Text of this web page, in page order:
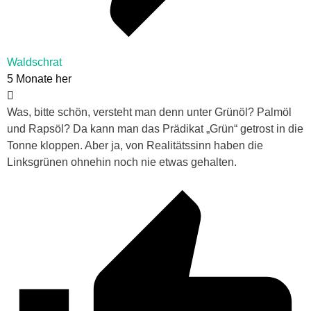
Waldschrat
5 Monate her
Was, bitte schön, versteht man denn unter Grünöl? Palmöl
und Rapsöl? Da kann man das Prädikat „Grün“ getrost in die
Tonne kloppen. Aber ja, von Realitätssinn haben die
Linksgrünen ohnehin noch nie etwas gehalten.